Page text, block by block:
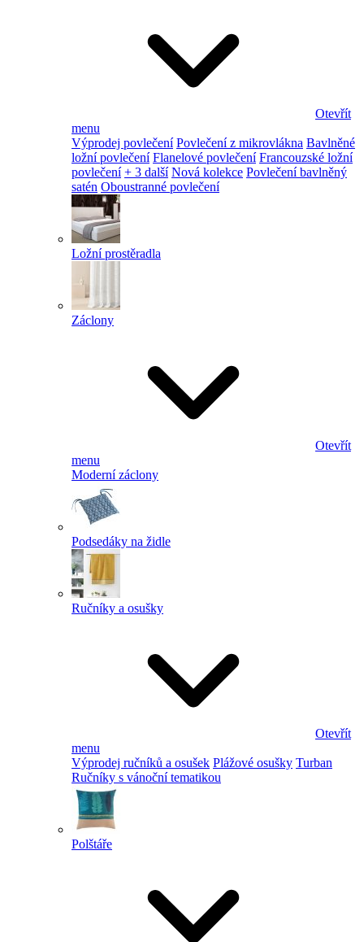
Otevřít
menu
Výprodej povlečení Povlečení z mikrovlákna Bavlněné
ložní povlečení Flanelové povlečení Francouzské ložní
povlečení + 3 další Nová kolekce Povlečení bavlněný
satén Oboustranné povlečení
Ložní prostěradla
Záclony
Otevřít
menu
Moderní záclony
Podsedáky na židle
Ručníky a osušky
Otevřít
menu
Výprodej ručníků a osušek Plážové osušky Turban
Ručníky s vánoční tematikou
Polštáře